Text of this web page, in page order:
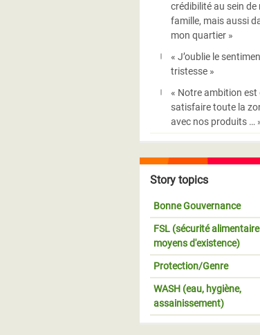
crédibilité au sein de
famille, mais aussi
mon quartier »
« J’oublie le
tristesse »
« Notre ambition est
satisfaire toute la
avec nos produits …
Story topics
Bonne Gouvernance
FSL (sécurité
moyens d'existence)
Protection/Genre
WASH (eau, hygiène,
assainissement)